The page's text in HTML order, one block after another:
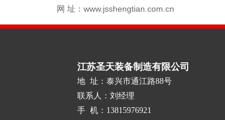
网 址：www.jsshengtian.com.cn
江苏圣天装备制造有限公司
地 址：泰兴市通江路88号
联系人：刘经理
手 机：13815976921